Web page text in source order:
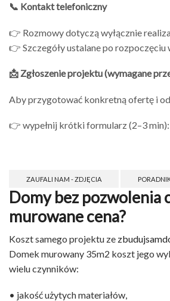
📞 Kontakt telefoniczny
👉 Rozmowy dotyczą wyłącznie
👉 Szczegóły ustalane po rozpoczęciu
📩 Zgłoszenie projektu (wymagane
Aby przygotować konkretną ofertę i
👉 wypełnij krótki formularz (2–3 min):
ZAUFALI NAM - ZDJĘCIA
Domy bez pozwolenia
murowane cena?
Koszt samego projektu ze
Domek murowany 35m2 koszt jego
wielu czynników:
• jakość użytych materiałów,